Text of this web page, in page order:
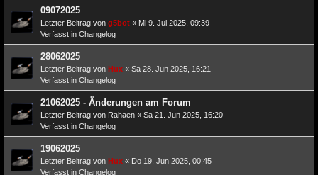
09072025
Letzter Beitrag von g5bot « Mi 9. Jul 2025, 09:39
Verfasst in Changelog
28062025
Letzter Beitrag von Hux « Sa 28. Jun 2025, 16:21
Verfasst in Changelog
21062025 - Änderungen am Forum
Letzter Beitrag von Rahaen « Sa 21. Jun 2025, 16:20
Verfasst in Changelog
19062025
Letzter Beitrag von Hux « Do 19. Jun 2025, 00:45
Verfasst in Changelog